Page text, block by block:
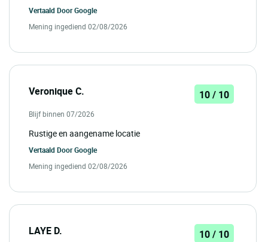
Vertaald DoorGoogle
Mening ingediend 02/08/2026
Veronique C. 10 / 10
Blijf binnen 07/2026
Rustige en aangename locatie
Vertaald DoorGoogle
Mening ingediend 02/08/2026
LAYE D. 10 / 10